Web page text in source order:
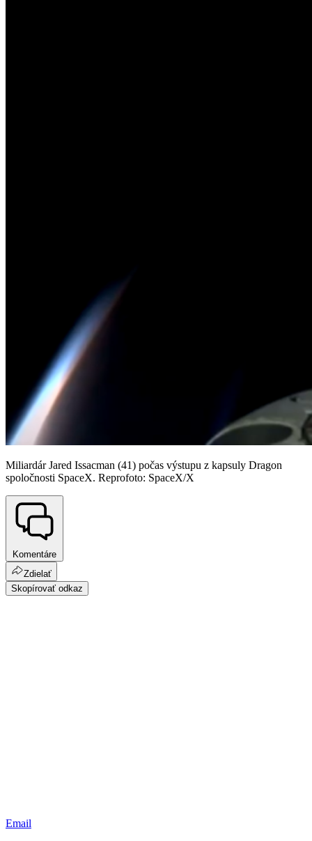
Miliardár Jared Issacman (41) počas výstupu z kapsuly Dragon
spoločnosti SpaceX. Reprofoto: SpaceX/X
Komentáre
Zdielať
Skopírovať odkaz
Email